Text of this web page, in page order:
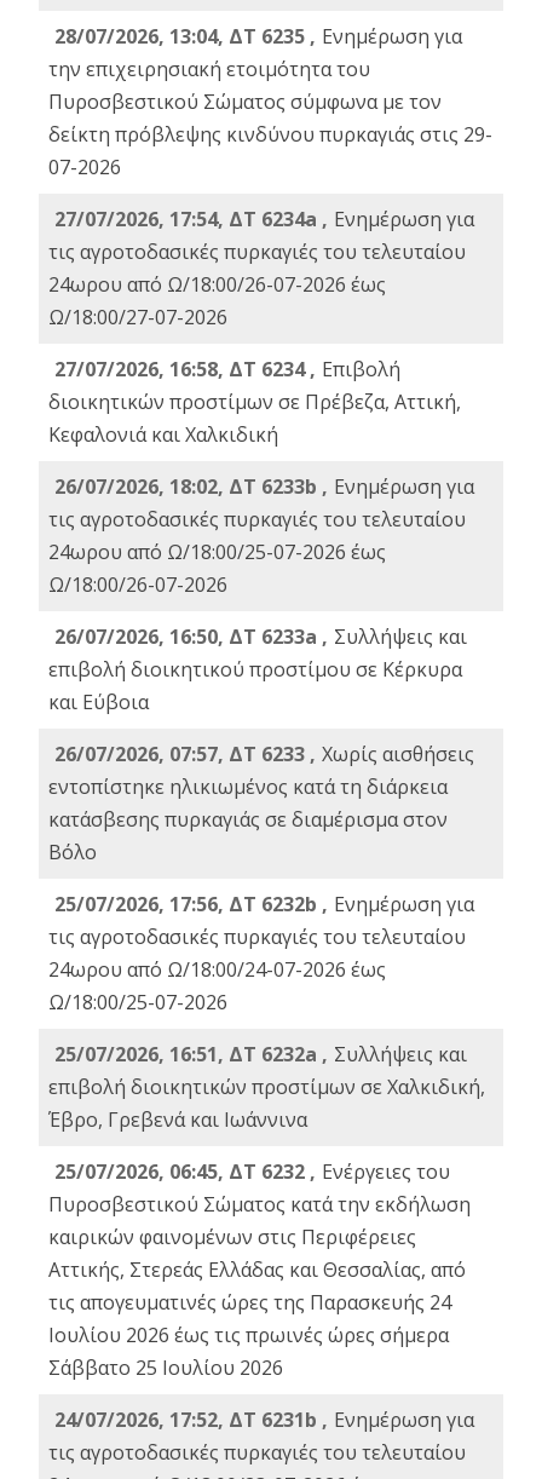
28/07/2026, 13:04, ΔΤ 6235 , Ενημέρωση για
την επιχειρησιακή ετοιμότητα του
Πυροσβεστικού Σώματος σύμφωνα με τον
δείκτη πρόβλεψης κινδύνου πυρκαγιάς στις 29-
07-2026
27/07/2026, 17:54, ΔΤ 6234a , Ενημέρωση για
τις αγροτοδασικές πυρκαγιές του τελευταίου
24ωρου από Ω/18:00/26-07-2026 έως
Ω/18:00/27-07-2026
27/07/2026, 16:58, ΔΤ 6234 , Eπιβολή
διοικητικών προστίμων σε Πρέβεζα, Αττική,
Κεφαλονιά και Χαλκιδική
26/07/2026, 18:02, ΔΤ 6233b , Ενημέρωση για
τις αγροτοδασικές πυρκαγιές του τελευταίου
24ωρου από Ω/18:00/25-07-2026 έως
Ω/18:00/26-07-2026
26/07/2026, 16:50, ΔΤ 6233a , Συλλήψεις και
επιβολή διοικητικού προστίμου σε Κέρκυρα
και Εύβοια
26/07/2026, 07:57, ΔΤ 6233 , Χωρίς αισθήσεις
εντοπίστηκε ηλικιωμένος κατά τη διάρκεια
κατάσβεσης πυρκαγιάς σε διαμέρισμα στον
Βόλο
25/07/2026, 17:56, ΔΤ 6232b , Ενημέρωση για
τις αγροτοδασικές πυρκαγιές του τελευταίου
24ωρου από Ω/18:00/24-07-2026 έως
Ω/18:00/25-07-2026
25/07/2026, 16:51, ΔΤ 6232a , Συλλήψεις και
επιβολή διοικητικών προστίμων σε Χαλκιδική,
Έβρο, Γρεβενά και Ιωάννινα
25/07/2026, 06:45, ΔΤ 6232 , Ενέργειες του
Πυροσβεστικού Σώματος κατά την εκδήλωση
καιρικών φαινομένων στις Περιφέρειες
Αττικής, Στερεάς Ελλάδας και Θεσσαλίας, από
τις απογευματινές ώρες της Παρασκευής 24
Ιουλίου 2026 έως τις πρωινές ώρες σήμερα
Σάββατο 25 Ιουλίου 2026
24/07/2026, 17:52, ΔΤ 6231b , Ενημέρωση για
τις αγροτοδασικές πυρκαγιές του τελευταίου